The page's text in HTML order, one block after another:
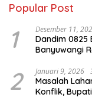
Popular Post
1 Desember 11,
Dandim 0825
Banyuwangi
2 Januari 9, 2026
Masalah
Konflik,